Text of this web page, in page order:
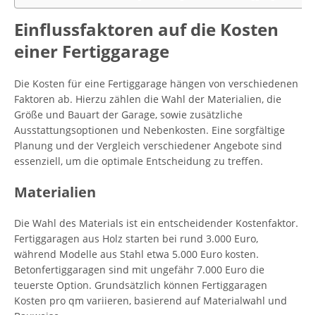
Einflussfaktoren auf die Kosten
einer Fertiggarage
Die Kosten für eine Fertiggarage hängen von verschiedenen
Faktoren ab. Hierzu zählen die Wahl der Materialien, die
Größe und Bauart der Garage, sowie zusätzliche
Ausstattungsoptionen und Nebenkosten. Eine sorgfältige
Planung und der Vergleich verschiedener Angebote sind
essenziell, um die optimale Entscheidung zu treffen.
Materialien
Die Wahl des Materials ist ein entscheidender Kostenfaktor.
Fertiggaragen aus Holz starten bei rund 3.000 Euro,
während Modelle aus Stahl etwa 5.000 Euro kosten.
Betonfertiggaragen sind mit ungefähr 7.000 Euro die
teuerste Option. Grundsätzlich können Fertiggaragen
Kosten pro qm variieren, basierend auf Materialwahl und